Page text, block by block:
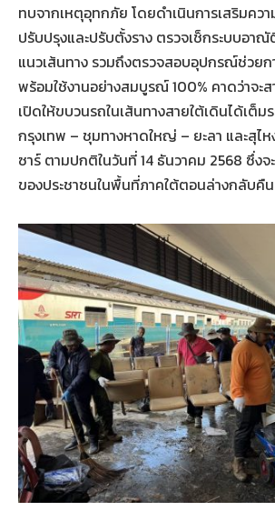
ทบจากเหตุอุทกภัย โดยดำเนินการเสริมคว
ปรับปรุงและปรับตั้งราง ตรวจเช็กระบบ
แนวเส้นทาง รวมถึงตรวจสอบอุปกรณ์ช่วยก
พร้อมใช้งานอย่างสมบูรณ์ 100% คาดว่าจะส
เปิดให้ขบวนรถในเส้นทางสายใต้เดินได้เต็ม
กรุงเทพ – ชุมทางหาดใหญ่ – ยะลา และสุไ
ซาร์ ตามปกติในวันที่ 14 ธันวาคม 2568 ซึ่งจ
ของประชาชนในพื้นที่ภาคใต้ตอนล่างกลับคืน